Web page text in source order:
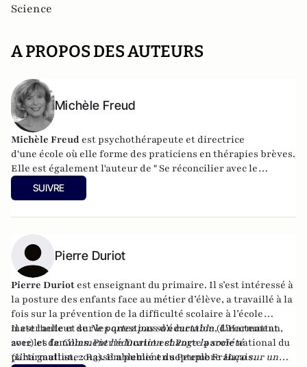
Science
A PROPOS DES AUTEURS
Michèle Freud
Michèle Freud est psychothérapeute et directrice
d'une école où elle forme des praticiens en thérapies brèves.
Elle est également l'auteur de " Se réconcilier avec le
sommeil", "Réconcilier l'âme et le corps" et "Mincir et se
réconcilier avec soi", "Enfants, ados... les aider à dormir
SUIVRE
Pierre Duriot
Pierre Duriot est enseignant du primaire. Il s’est intéressé à
la posture des enfants face au métier d’élève, a travaillé à la
fois sur la prévention de la difficulté scolaire à l’école
maternelle et sur les questions d’éducation, directement
avec les familles. Pierre Duriot est Porte parole national du
parti gaulliste : Rassemblement du Peuple Français.
Il est l'auteur deNe portez pas son cartable(L'Harmattan,
2012) et deComment l’éducation change la société
(L’harmattan, 2013). Il a publié en septembreHaro sur un